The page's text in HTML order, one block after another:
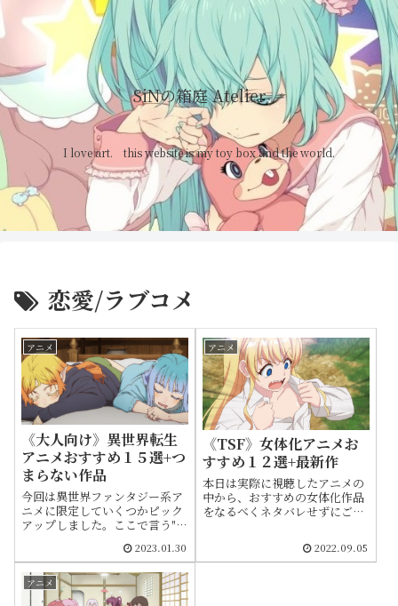
SiNの箱庭 Atelier
I love art. this website is my toy box and the world.
恋愛/ラブコメ
アニメ
《大人向け》異世界転生
アニメおすすめ１５選+つ
まらない作品
今回は異世界ファンタジー系ア
ニメに限定していくつかピック
アップしました。ここで言う"大
という意味ではなく大人が見て
も楽しめるファンタジーという
意味です。アニメ視聴歴が長い
ユーザー目線で考えました。
2023.01.30
アニメ
《TSF》女体化アニメお
すすめ１２選+最新作
本日は実際に視聴したアニメの
中から、おすすめの女体化作品
をなるべくネタバレせずにご紹
少語る部分もあるかもしれませ
んが核心には触れないよう心掛
2022.09.05
アニメ